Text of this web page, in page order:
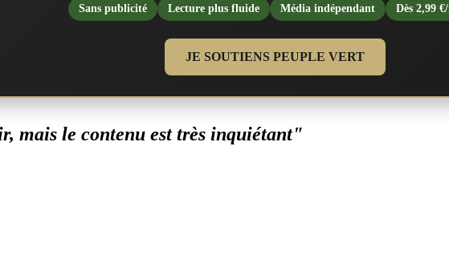
Sans publicité Lecture plus fluide Média indépendant Dès 2,99
JE SOUTIENS PEUPLE VERT
mais le contenu est très inquiétant"